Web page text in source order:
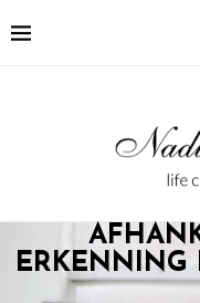
ERKENNING